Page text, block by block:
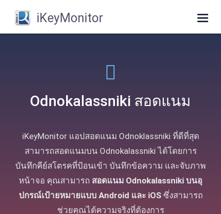
iKeyMonitor
Odnokalassniki สอดแนม
iKeyMonitor แอปสอดแนม Odnoklassniki ที่ดีที่สุด
สามารถสอดแนมบน Odnokalassniki ได้โดยการ
บันทึกคีย์สโตรคที่ป้อนเข้า บันทึกข้อความ และจับภาพ
หน้าจอ คุณสามารถ สอดแนม Odnokalassniki บนอุ
ปกรณ์เป้ายหมายแบบ Android และ iOS ซึ่งสามารถ
ช่วยคุณได้ความจริงที่ต้องการ